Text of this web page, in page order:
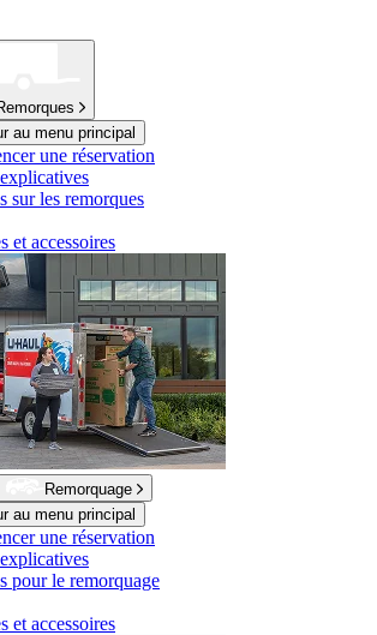
au menu principal
une réservation
sur les remorques
et accessoires
Remorquage
au menu principal
une réservation
pour le remorquage
et accessoires